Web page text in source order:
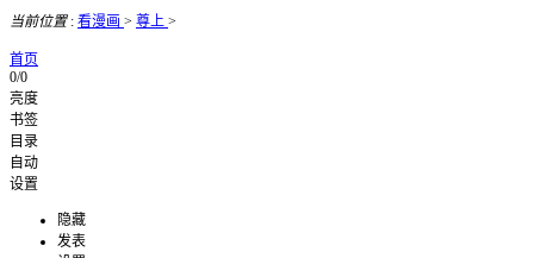
当前位置: 看漫画 > 尊上 >
首页
0/0
亮度
书签
目录
自动
设置
隐藏
发表